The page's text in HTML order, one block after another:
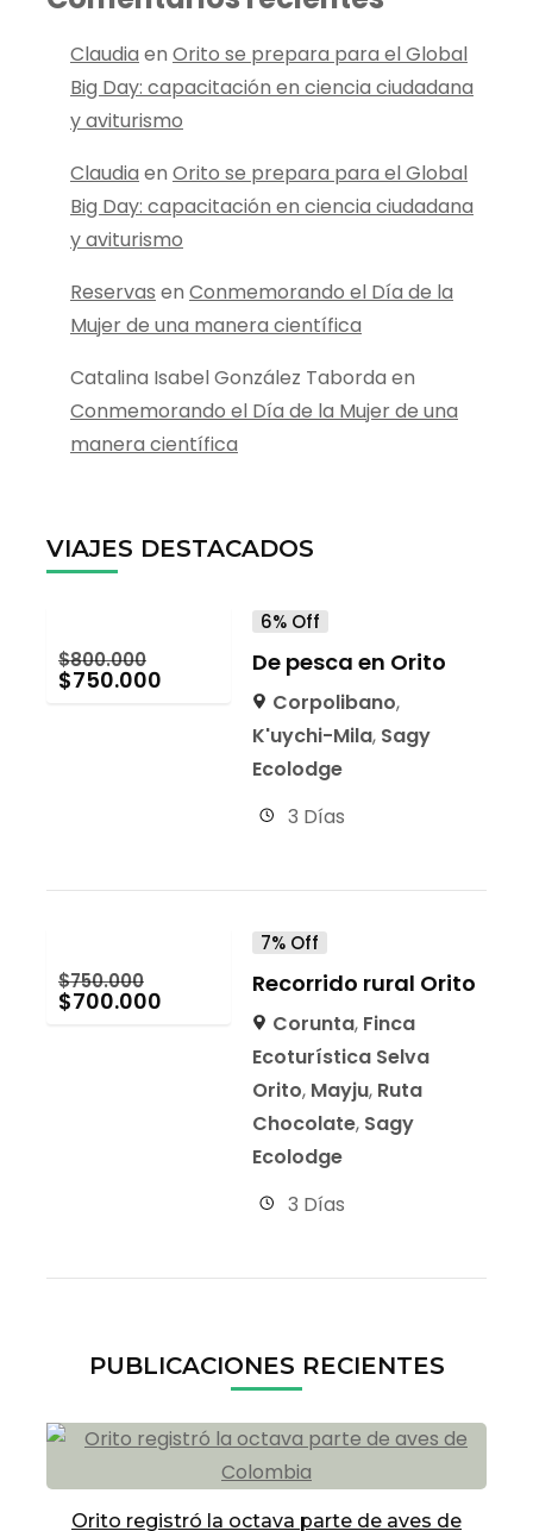
Claudia en Orito se prepara para el Global
Big Day: capacitación en ciencia ciudadana
y aviturismo
Claudia en Orito se prepara para el Global
Big Day: capacitación en ciencia ciudadana
y aviturismo
Reservas en Conmemorando el Día de la
Mujer de una manera científica
Catalina Isabel González Taborda en
Conmemorando el Día de la Mujer de una
manera científica
VIAJES DESTACADOS
$800.000
$750.000
6% Off
De pesca en Orito
Corpolibano,
K'uychi-Mila, Sagy
Ecolodge
3 Días
$750.000
$700.000
7% Off
Recorrido rural Orito
Corunta, Finca
Ecoturística Selva
Orito, Mayju, Ruta
Chocolate, Sagy
Ecolodge
3 Días
PUBLICACIONES RECIENTES
Orito registró la octava parte de aves de